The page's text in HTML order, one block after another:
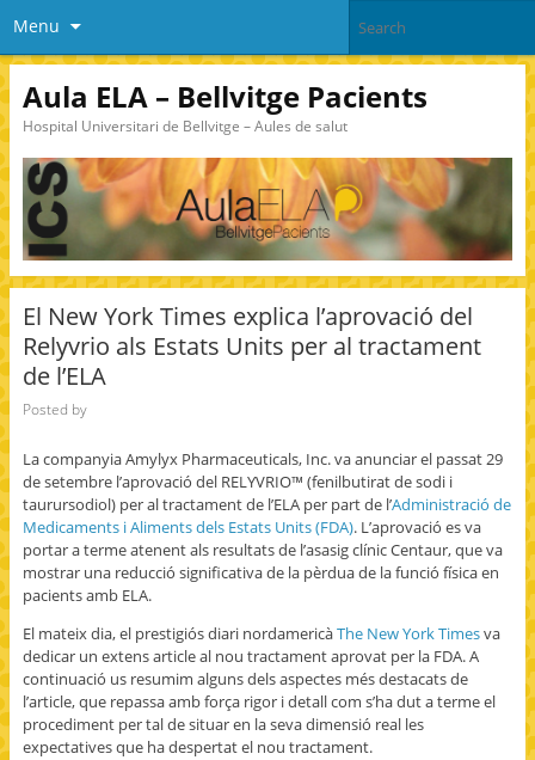
Menu
Aula ELA – Bellvitge Pacients
Hospital Universitari de Bellvitge – Aules de salut
El New York Times explica l’aprovació del
Relyvrio als Estats Units per al tractament
de l’ELA
Posted by
La companyia Amylyx Pharmaceuticals, Inc. va anunciar el passat 29
de setembre l’aprovació del RELYVRIO™ (fenilbutirat de sodi i
taurursodiol) per al tractament de l’ELA per part de l’Administració de
Medicaments i Aliments dels Estats Units (FDA). L’aprovació es va
portar a terme atenent als resultats de l’asasig clínic Centaur, que va
mostrar una reducció significativa de la pèrdua de la funció física en
pacients amb ELA.
El mateix dia, el prestigiós diari nordamericàThe New York Timesva
dedicar un extens article al nou tractament aprovat per la FDA. A
continuació us resumim alguns dels aspectes més destacats de
l’article, que repassa amb força rigor i detall com s’ha dut a terme el
procediment per tal de situar en la seva dimensió real les
expectatives que ha despertat el nou tractament.